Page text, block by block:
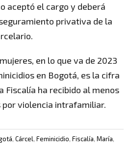
aceptó el cargo y deberá
privativa de la
en lo que va de 2023
en Bogotá, es la cifra
Fiscalía ha recibido al menos
por violencia intrafamiliar.
, Cárcel, Feminicidio, Fiscalía, María,